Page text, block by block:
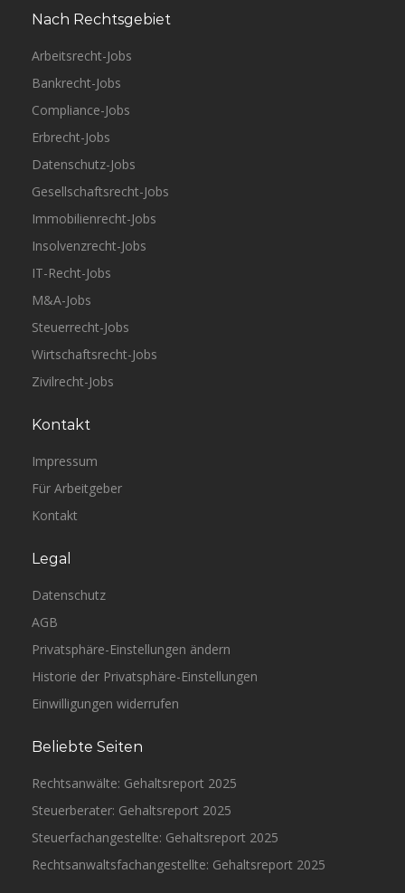
Nach Rechtsgebiet
Arbeitsrecht-Jobs
Bankrecht-Jobs
Compliance-Jobs
Erbrecht-Jobs
Datenschutz-Jobs
Gesellschaftsrecht-Jobs
Immobilienrecht-Jobs
Insolvenzrecht-Jobs
IT-Recht-Jobs
M&A-Jobs
Steuerrecht-Jobs
Wirtschaftsrecht-Jobs
Zivilrecht-Jobs
Kontakt
Impressum
Für Arbeitgeber
Kontakt
Legal
Datenschutz
AGB
Privatsphäre-Einstellungen ändern
Historie der Privatsphäre-Einstellungen
Einwilligungen widerrufen
Beliebte Seiten
Rechtsanwälte: Gehaltsreport 2025
Steuerberater: Gehaltsreport 2025
Steuerfachangestellte: Gehaltsreport 2025
Rechtsanwaltsfachangestellte: Gehaltsreport 2025